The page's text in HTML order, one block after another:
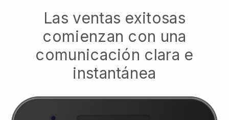
Las ventas exitosas
comienzan con una
comunicación clara e
instantánea